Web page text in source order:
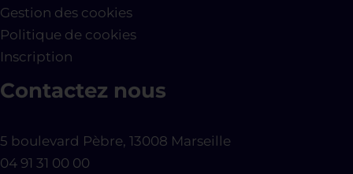
Gestion des cookies
Politique de cookies
Inscription
Contactez nous
5 boulevard Pèbre, 13008 Marseille
04 91 31 00 00